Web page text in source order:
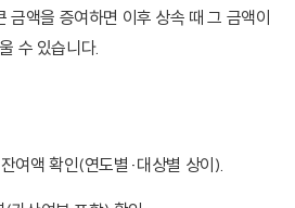
금액을 증여하면 이후 상속 때 그 금액이
수 있습니다.
여액 확인(연도별·대상별 상이).